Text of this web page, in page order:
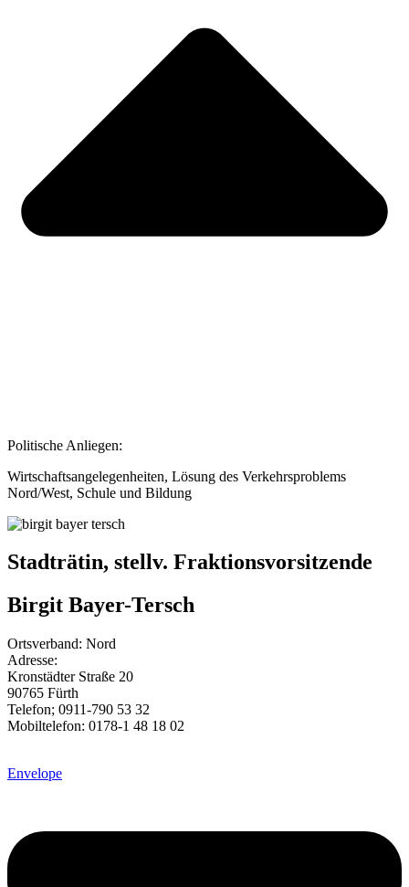
Politische Anliegen:
Wirtschaftsangelegenheiten, Lösung des Verkehrsproblems
Nord/West, Schule und Bildung
Stadträtin, stellv. Fraktionsvorsitzende
Birgit Bayer-Tersch
Ortsverband: Nord
Adresse:
Kronstädter Straße 20
90765 Fürth
Telefon; 0911-790 53 32
Mobiltelefon: 0178-1 48 18 02
Envelope